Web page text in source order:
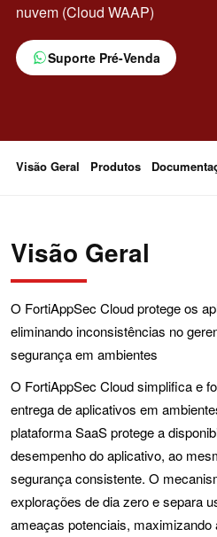
nuvem (Cloud WAAP)
Suporte Pré-Venda
Visão Geral Produtos
Visão Geral
O FortiAppSec Cloud protege os
eliminando inconsistências no
segurança em ambientes
O FortiAppSec Cloud simplifica e
entrega de aplicativos em
plataforma SaaS protege a
desempenho do aplicativo, ao
segurança consistente. O
explorações de dia zero e separa
ameaças potenciais,